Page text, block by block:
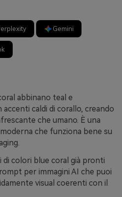
Gemini
abbinano teal e
accenti caldi di corallo, creando
che umano. È una
che funziona bene su
colori blue coral già pronti
per immagini AI che puoi
visual coerenti con il